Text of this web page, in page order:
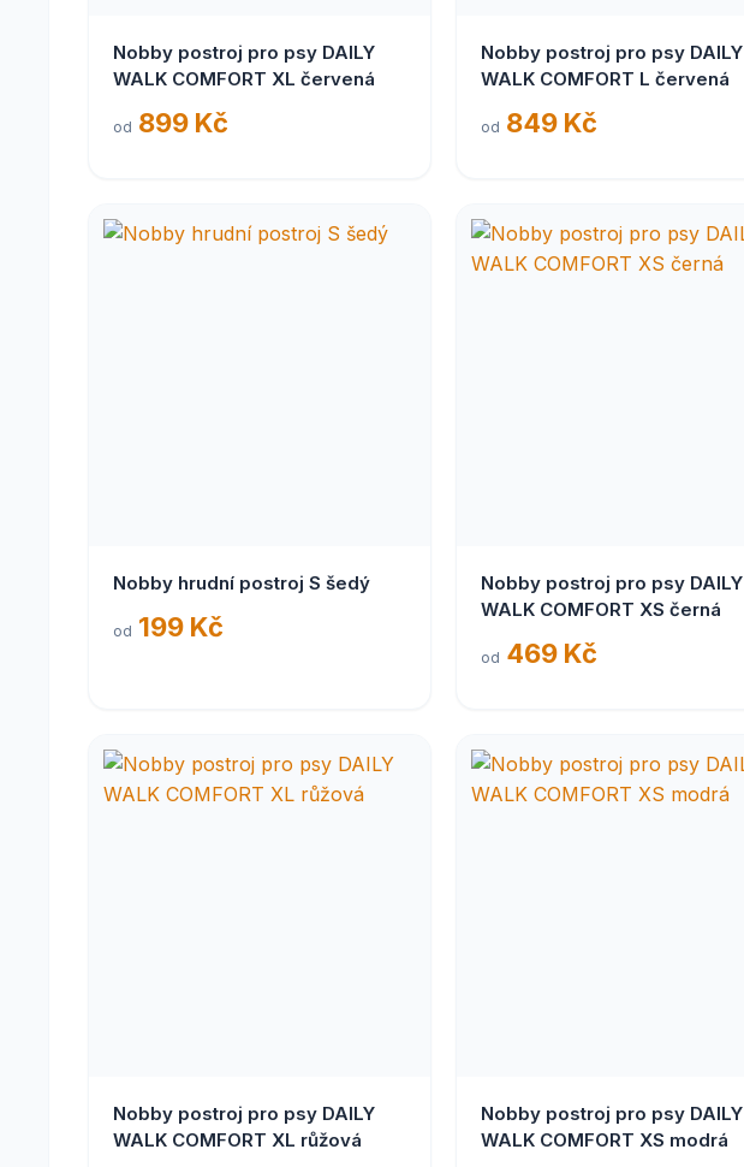
Nobby postroj pro psy DAILY
WALK COMFORT XL červená
od 899 Kč
Nobby postroj pro psy DAILY
WALK COMFORT L červená
od 849 Kč
Nobby hrudní postroj S šedý
od 199 Kč
Nobby postroj pro psy DAILY
WALK COMFORT XS černá
od 469 Kč
Nobby postroj pro psy DAILY
WALK COMFORT XL růžová
Nobby postroj pro psy DAILY
WALK COMFORT XS modrá